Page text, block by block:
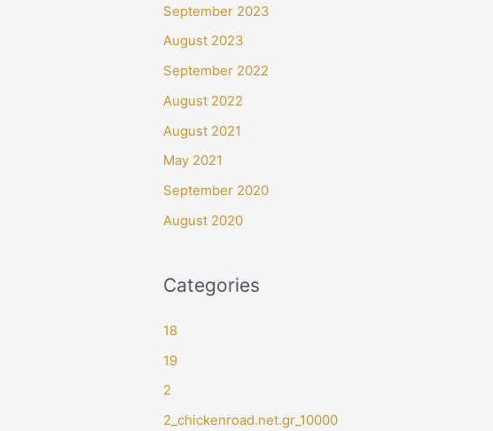
September 2023
August 2023
September 2022
August 2022
August 2021
May 2021
September 2020
August 2020
Categories
18
19
2
2_chickenroad.net.gr_10000